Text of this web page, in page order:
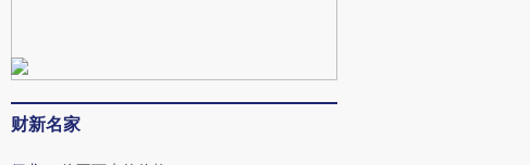
财新名家